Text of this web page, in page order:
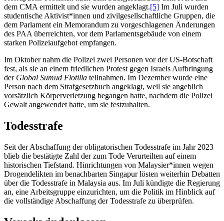
dem CMA ermittelt und sie wurden angeklagt.[5] Im Juli wurden
studentische Aktivist*innen und zivilgesellschaftliche Gruppen, die
dem Parlament ein Memorandum zu vorgeschlagenen Änderungen
des PAA überreichten, vor dem Parlamentsgebäude von einem
starken Polizeiaufgebot empfangen.
Im Oktober nahm die Polizei zwei Personen vor der US-Botschaft
fest, als sie an einem friedlichen Protest gegen Israels Aufbringung
der Global Sumud Flotilla teilnahmen. Im Dezember wurde eine
Person nach dem Strafgesetzbuch angeklagt, weil sie angeblich
vorsätzlich Körperverletzung begangen hatte, nachdem die Polizei
Gewalt angewendet hatte, um sie festzuhalten.
Todesstrafe
Seit der Abschaffung der obligatorischen Todesstrafe im Jahr 2023
blieb die bestätigte Zahl der zum Tode Verurteilten auf einem
historischen Tiefstand. Hinrichtungen von Malaysier*innen wegen
Drogendelikten im benachbarten Singapur lösten weiterhin Debatten
über die Todesstrafe in Malaysia aus. Im Juli kündigte die Regierung
an, eine Arbeitsgruppe einzurichten, um die Politik im Hinblick auf
die vollständige Abschaffung der Todesstrafe zu überprüfen.